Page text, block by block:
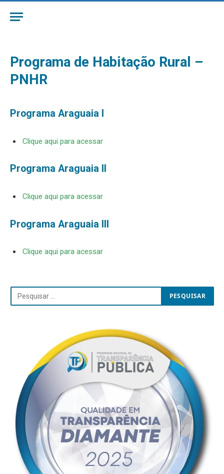
Programa de Habitação Rural –
PNHR
Programa Araguaia I
Clique aqui para acessar
Programa Araguaia II
Clique aqui para acessar
Programa Araguaia III
Clique aqui para acessar